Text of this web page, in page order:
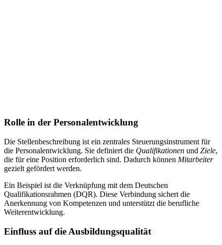
Rolle in der Personalentwicklung
Die Stellenbeschreibung ist ein zentrales Steuerungsinstrument für
die Personalentwicklung. Sie definiert die Qualifikationen und Ziele,
die für eine Position erforderlich sind. Dadurch können Mitarbeiter
gezielt gefördert werden.
Ein Beispiel ist die Verknüpfung mit dem Deutschen
Qualifikationsrahmen (DQR). Diese Verbindung sichert die
Anerkennung von Kompetenzen und unterstützt die berufliche
Weiterentwicklung.
Einfluss auf die Ausbildungsqualität